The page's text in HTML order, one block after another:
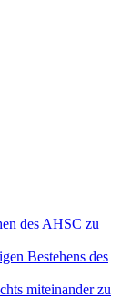
des AHSC zu
Bestehens des
miteinander zu